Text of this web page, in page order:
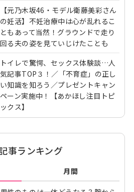
【元乃木坂46・モデル衛藤美彩さん
の妊活】不妊治療中は心が乱れるこ
ともあって当然！グラウンドで走り
回る夫の姿を見ていじけたことも
トイレで驚愕、セックス体験談…人
気記事TOP３！／「不育症」の正し
い知識を知ろう／プレゼントキャン
ペーン実施中！【あかほし注目トピ
ックス】
事ランキング
月間